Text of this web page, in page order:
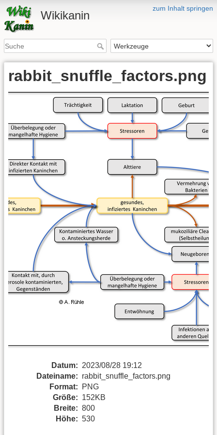
zum Inhalt springen
Wikikanin
rabbit_snuffle_factors.png
Datum: 2023/08/28 19:12
Dateiname: rabbit_snuffle_factors.png
Format:
PNG
Größe: 152KB
Breite: 800
Höhe: 530